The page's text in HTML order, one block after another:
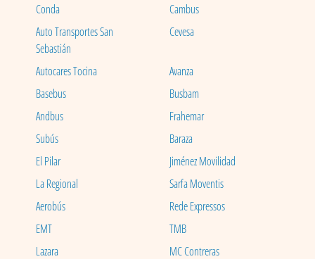
Conda
Cambus
Auto Transportes San
Sebastián
Cevesa
Autocares Tocina
Avanza
Basebus
Busbam
Andbus
Frahemar
Subús
Baraza
El Pilar
Jiménez Movilidad
La Regional
Sarfa Moventis
Aerobús
Rede Expressos
EMT
TMB
Lazara
MC Contreras